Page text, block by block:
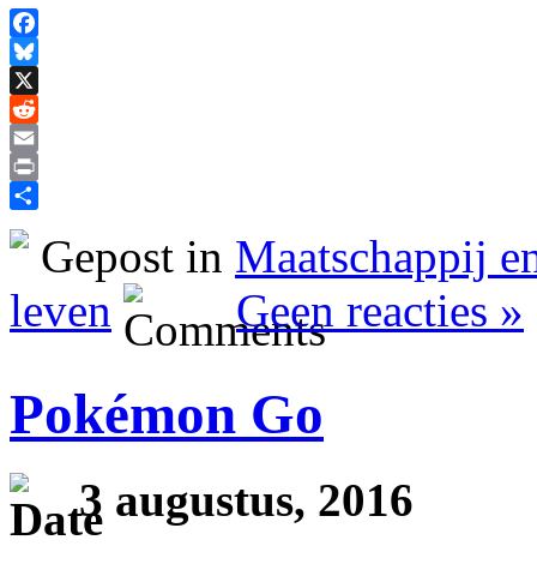
Facebook
Bluesky
X
Reddit
Email
Print
Gepost in Maatschappij
leven
Geen reacties »
Pokémon Go
3 augustus, 2016